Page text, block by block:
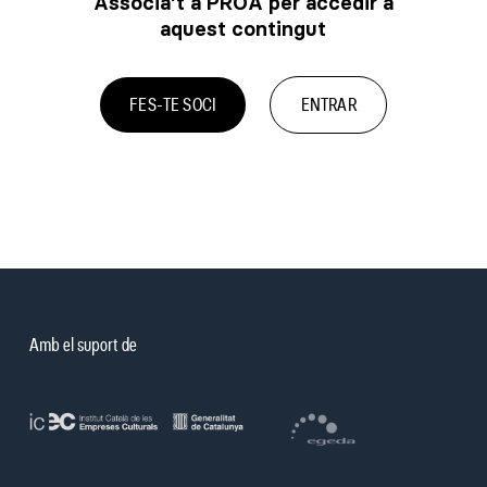
aquest contingut
FES-TE SOCI ENTRAR
Amb el suport de